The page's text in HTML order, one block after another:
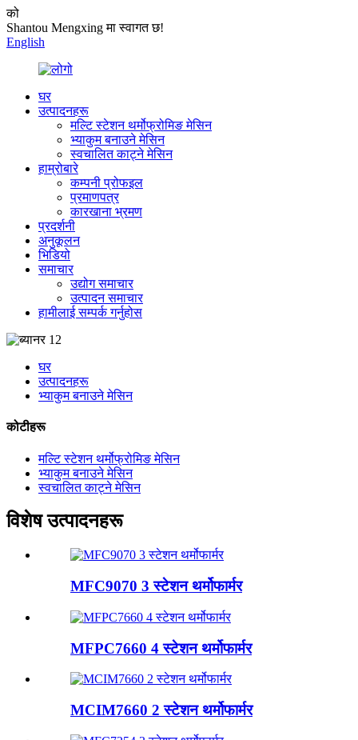
को
Shantou Mengxing मा स्वागत छ!
English
घर
उत्पादनहरू
मल्टि स्टेशन थर्मोफ्रोमिङ मेसिन
भ्याकुम बनाउने मेसिन
स्वचालित काट्ने मेसिन
हाम्रोबारे
कम्पनी प्रोफइल
प्रमाणपत्र
कारखाना भ्रमण
प्रदर्शनी
अनुकूलन
भिडियो
समाचार
उद्योग समाचार
उत्पादन समाचार
हामीलाई सम्पर्क गर्नुहोस
घर
उत्पादनहरू
भ्याकुम बनाउने मेसिन
कोटीहरू
मल्टि स्टेशन थर्मोफ्रोमिङ मेसिन
भ्याकुम बनाउने मेसिन
स्वचालित काट्ने मेसिन
विशेष उत्पादनहरू
MFC9070 3 स्टेशन थर्मोफार्मर
MFPC7660 4 स्टेशन थर्मोफार्मर
MCIM7660 2 स्टेशन थर्मोफार्मर